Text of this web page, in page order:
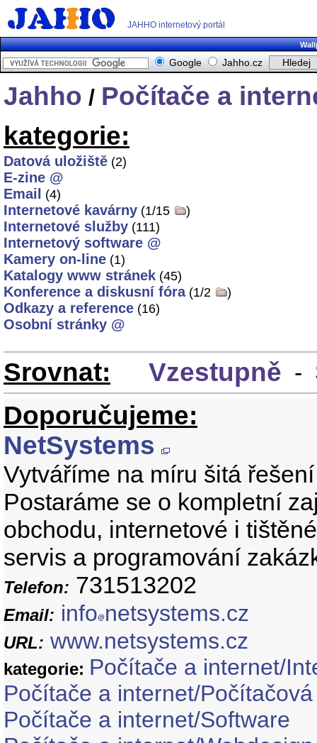
JAHHO internetový portál
Google Jahho.cz
Jahho / Počítače a
kategorie:
Datová uložiště (2)
E-zine @
Email
(4)
Internetové kavárny (1/15 )
Internetové služby (111)
Internetový software @
Kamery on-line (1)
Katalogy www stránek (45)
Konference a diskusní fóra(1/2 )
Odkazy a reference (16)
Osobní stránky @
Srovnat: Vzestupně -
Doporučujeme:
NetSystems
Vytváříme na míru šitá
Postaráme se o kompletní
obchodu, internetové i
servis a programování
Telefon: 731513202
Email: info netsystems.cz
URL: www.netsystems.cz
kategorie: Počítače a internet/
Počítače a internet/
Počítače a internet/Software